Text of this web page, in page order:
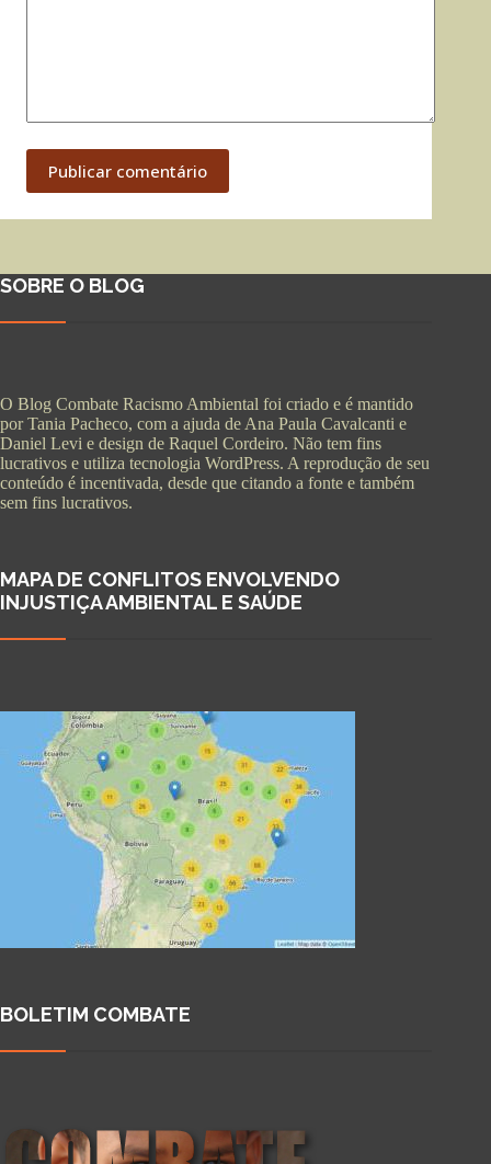
Publicar comentário
SOBRE O BLOG
O Blog Combate Racismo Ambiental foi criado e é mantido
por Tania Pacheco, com a ajuda de Ana Paula Cavalcanti e
Daniel Levi e design de Raquel Cordeiro. Não tem fins
lucrativos e utiliza tecnologia WordPress. A reprodução de seu
conteúdo é incentivada, desde que citando a fonte e também
sem fins lucrativos.
MAPA DE CONFLITOS ENVOLVENDO
INJUSTIÇA AMBIENTAL E SAÚDE
BOLETIM COMBATE